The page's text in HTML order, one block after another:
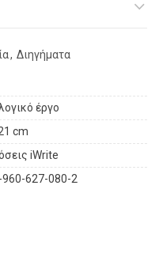
, Διηγήματα
έργο
cm
iWrite
960-627-080-2